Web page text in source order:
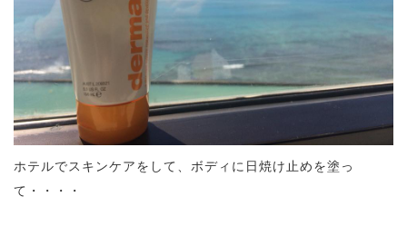
ホテルでスキンケアをして、ボディに日焼け止めを塗っ
て・・・・